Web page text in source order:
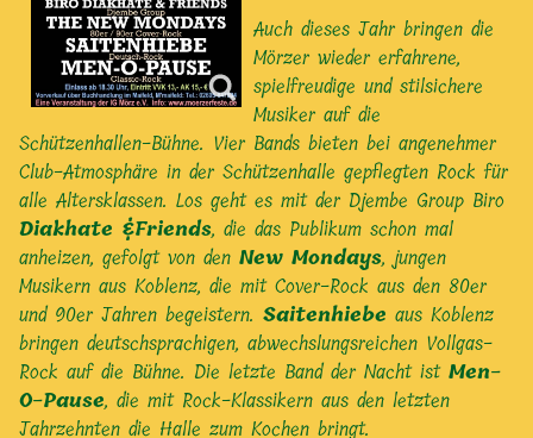
Auch dieses Jahr bringen die
Mörzer wieder erfahrene,
spielfreudige und stilsichere
Musiker auf die
Schützenhallen-Bühne. Vier Bands bieten bei angenehmer
Club-Atmosphäre in der Schützenhalle gepflegten Rock für
alle Altersklassen. Los geht es mit der Djembe Group Biro
Diakhate &Friends, die das Publikum schon mal
anheizen, gefolgt von den New Mondays, jungen
Musikern aus Koblenz, die mit Cover-Rock aus den 80er
und 90er Jahren begeistern. Saitenhiebe aus Koblenz
bringen deutschsprachigen, abwechslungsreichen Vollgas-
Rock auf die Bühne. Die letzte Band der Nacht ist Men-
O-Pause, die mit Rock-Klassikern aus den letzten
Jahrzehnten die Halle zum Kochen bringt.